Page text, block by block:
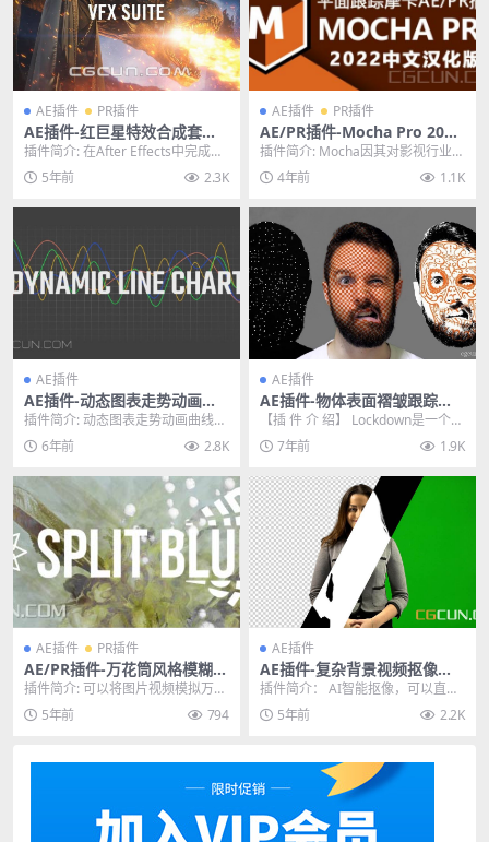
AE插件 PR插件
AE插件-红巨星特效合成套装
插件 Red Giant VFX Suite v
2.0.0 Win/Mac破解版
插件简介: 在After Effects中完成抠
像、跟踪、清理和视觉效果合成。
现...5年前 2.3K
AE插件 PR插件
AE/PR插件-Mocha Pro 2022
中文汉化版摩卡平面物体跟踪
插件
插件简介: Mocha因其对影视行业的
贡献而获得了著名的奥斯卡奖和艾
美奖。Moc...
4年前 1.1K
AE插件
AE插件-动态图表走势动画曲
线生成 Dynamic Line Chart
v1 Win/Mac
插件简介: 动态图表走势动画曲线生
成 Dynamic Line Chart v1...
6年前 2.8K
AE插件
AE插件-物体表面褶皱跟踪特
效合成高级工具 Lockdown v
1.0.0 Win中文汉化版
【插 件 介 绍】 Lockdown是一个革
命性的新插件，允许您跟踪扭曲表
面内的...
7年前 1.9K
AE插件 PR插件
AE/PR插件-万花筒风格模糊插
件 Aescripts Split Blur V1.0.
插件简介: 可以将图片视频模拟万花
筒风格，然后做模糊，一种有机风
格效果。效果将图...
5年前 794
AE插件
AE插件-复杂背景视频抠像插
件 Goodbye Greenscreen v
1.2.0 CPU+GPU Win破解版
插件简介： AI智能抠像，可以直接
从绿幕或者复杂的背景中抠出需要
的元素，十分简单...
5年前 2.2K